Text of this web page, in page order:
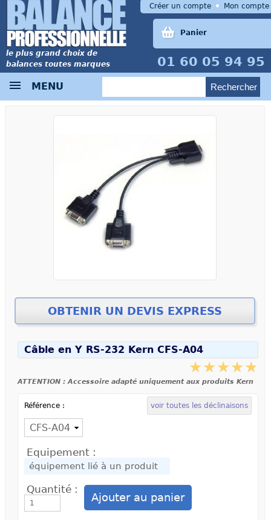
le plus grand choix de
balances toutes marques
01 60 05 94 95
Panier
Créer un compte Mon compte
MENU
Câble en Y RS-232 Kern CFS-A04
ATTENTION : Accessoire adapté uniquement aux produits Kern
Référence : voir toutes les déclinaisons
Equipement :
Quantité :